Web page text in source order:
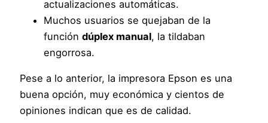
actualizaciones automáticas.
Muchos usuarios se quejaban de la
funcióndúplex manual, la tildaban
engorrosa.
Pese a lo anterior, la impresora Epson es una
buena opción, muy económica y cientos de
opiniones indican que es de calidad.